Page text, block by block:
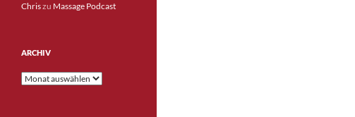
Chriszu Massage Podcast
ARCHIV
Archiv